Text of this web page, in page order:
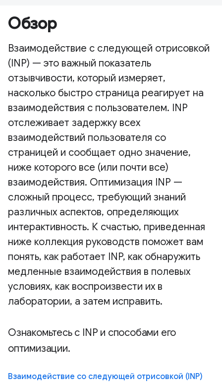
Обзор
Взаимодействие с следующей отрисовкой
(INP) — это важный показатель
отзывчивости, который измеряет,
насколько быстро страница реагирует на
взаимодействия с пользователем. INP
отслеживает задержку всех
взаимодействий пользователя со
страницей и сообщает одно значение,
ниже которого все (или почти все)
взаимодействия. Оптимизация INP —
сложный процесс, требующий знаний
различных аспектов, определяющих
интерактивность. К счастью, приведенная
ниже коллекция руководств поможет вам
понять, как работает INP, как обнаружить
медленные взаимодействия в полевых
условиях, как воспроизвести их в
лаборатории, а затем исправить.
Ознакомьтесь с INP и способами его
оптимизации.
Взаимодействие со следующей отрисовкой (INP)